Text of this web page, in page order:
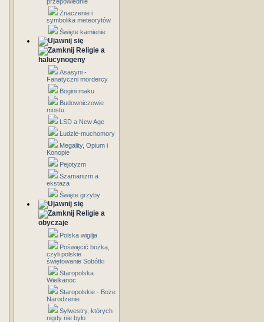
Znaczenie i
symbolika meteorytów
Święte kamienie
Religie a
halucynogeny
Asasyni -
Fanatyczni mordercy
Bogini maku
Budowniczowie
mostu
LSD a New Age
Ludzie-muchomory
Megality, Opium i
Konopie
Pejotyzm
Szamanizm a
ekstaza
Święte grzyby
Religie a
obyczaje
Polska wigilja
Poświęcić bożka,
czyli polskie
świętowanie Sobótki
Staropolska
Wielkanoc
Staropolskie - Boże
Narodzenie
Sylwestry, których
nigdy nie było